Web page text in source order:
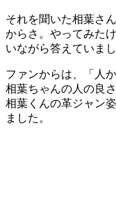
それを聞いた相葉さ
からさ。やってみた
いながら答えていまし
ファンからは、「人
相葉ちゃんの人の良
相葉くんの革ジャン
ました。